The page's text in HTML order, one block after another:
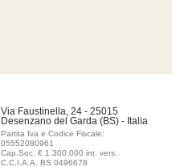
Via Faustinella, 24 - 25015
Desenzano del Garda (BS) - Italia
Partita Iva e Codice Fiscale:
05552080961
Cap.Soc. € 1.300.000 int. vers.
C.C.I.A.A. BS 0496678